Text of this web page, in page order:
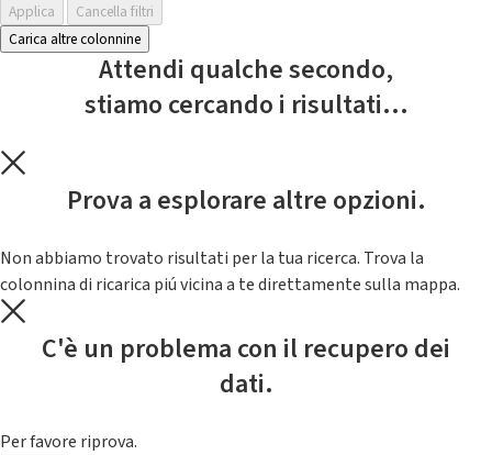
Applica
Cancella filtri
Carica altre colonnine
Attendi qualche secondo,
stiamo cercando i risultati...
Prova a esplorare altre opzioni.
Non abbiamo trovato risultati per la tua ricerca. Trova la
colonnina di ricarica piú vicina a te direttamente sulla mappa.
C'è un problema con il recupero dei
dati.
Per favore riprova.